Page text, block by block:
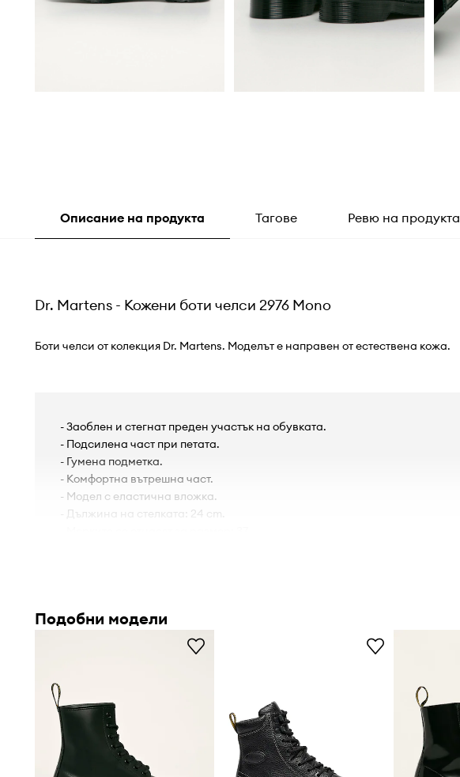
Описание на продукта Тагове Ревю на продукта
Dr. Martens - Кожени боти челси 2976 Mono
Боти челси от колекция Dr. Martens. Моделът е направен от естествена кожа.
- Заоблен и стегнат преден участък на обувката.
- Подсилена част при петата.
- Гумена подметка.
- Комфортна вътрешна част.
- Модел с еластичнa вложка.
- Дължина на стелката: 24 cm.
Подобни модели